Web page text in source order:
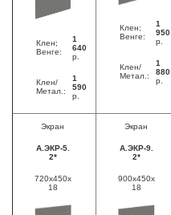
Клен;
Венге:
1
640
р.
Клен/
Метал.:
1
590
р.
Клен;
Венге:
1
950
р.
Клен/
Метал.:
1
880
р.
Экран
А.ЭКР-5.
2*
720x450x
18
Экран
А.ЭКР-9.
2*
900x450x
18